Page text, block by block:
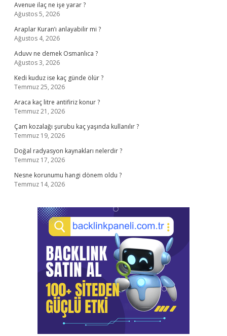
Avenue ilaç ne işe yarar ?
Ağustos 5, 2026
Araplar Kuran’ı anlayabilir mi ?
Ağustos 4, 2026
Aduvv ne demek Osmanlıca ?
Ağustos 3, 2026
Kedi kuduz ise kaç günde ölür ?
Temmuz 25, 2026
Araca kaç litre antifiriz konur ?
Temmuz 21, 2026
Çam kozalağı şurubu kaç yaşında kullanılır ?
Temmuz 19, 2026
Doğal radyasyon kaynakları nelerdir ?
Temmuz 17, 2026
Nesne korunumu hangi dönem oldu ?
Temmuz 14, 2026